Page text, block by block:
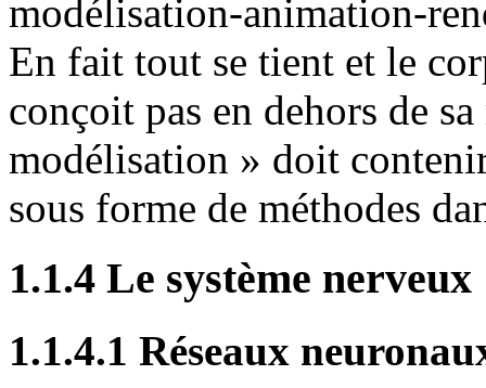
modélisation-animation-
En fait tout se tient et le
conçoit pas en dehors de
modélisation » doit
sous forme de méthodes
1.1.4 Le système nerveux
1.1.4.1 Réseaux